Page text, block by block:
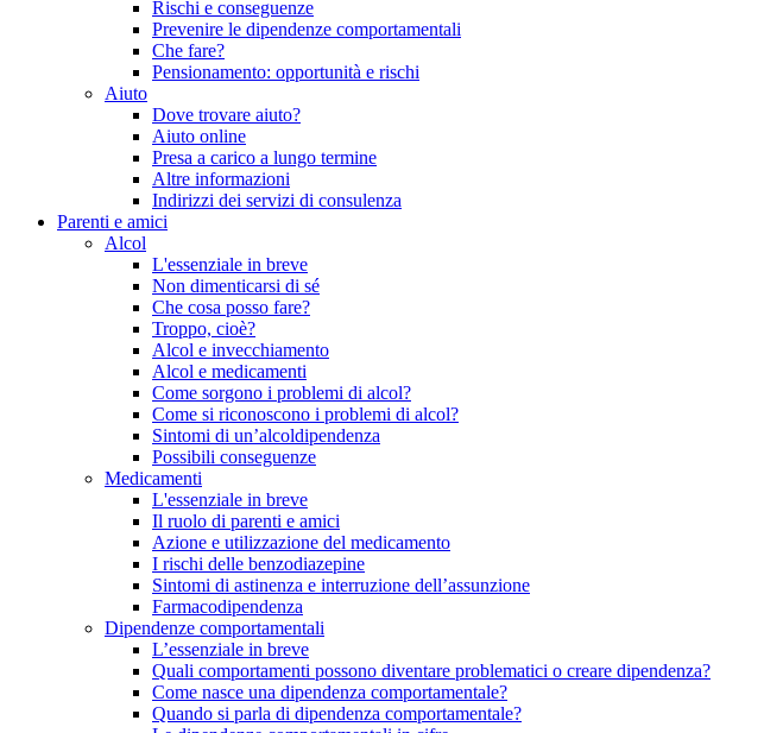
Rischi e conseguenze
Prevenire le dipendenze comportamentali
Che fare?
Pensionamento: opportunità e rischi
Aiuto
Dove trovare aiuto?
Aiuto online
Presa a carico a lungo termine
Altre informazioni
Indirizzi dei servizi di consulenza
Parenti e amici
Alcol
L'essenziale in breve
Non dimenticarsi di sé
Che cosa posso fare?
Troppo, cioè?
Alcol e invecchiamento
Alcol e medicamenti
Come sorgono i problemi di alcol?
Come si riconoscono i problemi di alcol?
Sintomi di un’alcoldipendenza
Possibili conseguenze
Medicamenti
L'essenziale in breve
Il ruolo di parenti e amici
Azione e utilizzazione del medicamento
I rischi delle benzodiazepine
Sintomi di astinenza e interruzione dell’assunzione
Farmacodipendenza
Dipendenze comportamentali
L’essenziale in breve
Quali comportamenti possono diventare problematici o creare dipendenza?
Come nasce una dipendenza comportamentale?
Quando si parla di dipendenza comportamentale?